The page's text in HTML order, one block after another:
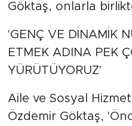
Göktaş, onlarla
'GENÇ VE DİNAMİK
ETMEK ADINA PEK
YÜRÜTÜYORUZ'
Aile ve Sosyal
Özdemir Göktaş,